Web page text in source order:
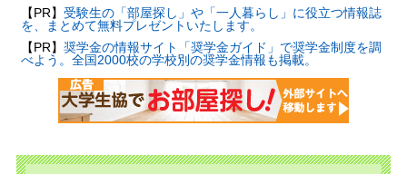
【PR】 受験生の「部屋探し」や「一人暮らし」に役立つ情報誌
を、まとめて無料プレゼントいたします。
【PR】 奨学金の情報サイト「奨学金ガイド」で奨学金制度を調
べよう。全国2000校の学校別の奨学金情報も掲載。